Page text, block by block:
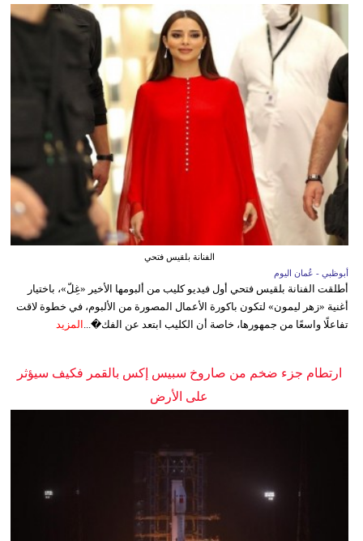
الفنانة بلقيس فتحي
أبوظبي - عُمان اليوم
أطلقت الفنانة بلقيس فتحي أول فيديو كليب من ألبومها الأخير «غِلّ»، باختيار
أغنية «زهر ليمون» لتكون باكورة الأعمال المصورة من الألبوم، في خطوة لاقت
تفاعلًا واسعًا من جمهورها، خاصة أن الكليب ابتعد عن الفك�... المزيد
ارتطام جزء ضخم من صاروخ سبيس إكس بالقمر فكيف سيؤثر
على الأرض